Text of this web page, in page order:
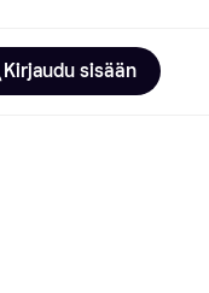
Kirjaudu sisään